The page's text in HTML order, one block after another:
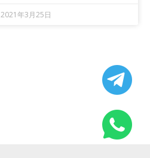
2021年3月25日